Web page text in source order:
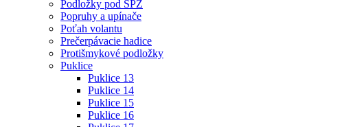
Podložky pod ŠPZ
Popruhy a upínače
Poťah volantu
Prečerpávacie hadice
Protišmykové podložky
Puklice
Puklice 13
Puklice 14
Puklice 15
Puklice 16